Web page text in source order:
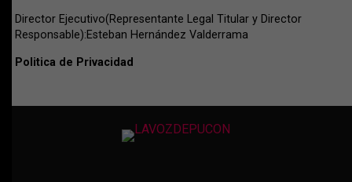
Director Ejecutivo(Representante Legal Titular y Director
Responsable):Esteban Hernández Valderrama
Politica de Privacidad